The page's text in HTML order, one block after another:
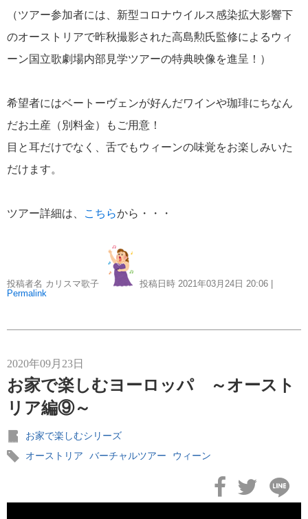
（ツアー参加者には、新型コロナウイルス感染拡大影響下
のオーストリアで昨秋撮影された高島勲氏監修によるウィ
ーン国立歌劇場内部見学ツアーの特典映像を進呈！）
希望者にはベートーヴェンが好んだワインや珈琲にちなん
だお土産（別料金）もご用意！
目と耳だけでなく、舌でもウィーンの味覚をお楽しみいた
だけます。
ツアー詳細は、 こちらから・・・
投稿者名 カリスマ歌子 投稿日時 2021年03月24日 20:06
Permalink
2020年09月23日
お家で楽しむヨーロッパ ～オースト
リア編⑨～
お家で楽しむシリーズ
オーストリア
バーチャルツアー ウィーン